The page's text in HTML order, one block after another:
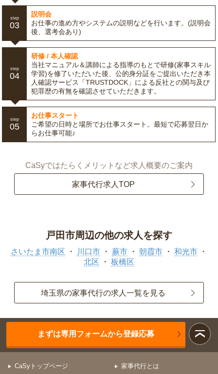
step
03
説明会
お仕事の進め方やシステムの説明などを行います。(説明会
後、選考会あり)
step
04
研修 / 本人確認
当社マニュアル＆講師による指導のもとで研修(家事スキル
学習)を修了いただいた後、公的身分証をご提出いただき本
人確認サービス「TRUSTDOCK」による反社との関与及び
犯罪歴の有無を確認させていただきます。
step
05
お仕事スタート
ご希望の日時と場所でお仕事スタート。最短で応募翌日か
らお仕事可能♪
CaSyではたらくメリットなど求人概要のご案内
家事代行求人TOP
戸田市周辺の他の求人を探す
さいたま市南区 川口市 蕨市 朝霞市
和光市
北区
板橋区
埼玉県の家事代行の求人一覧を見る
まずは専用フォームから登録応募
CaSyトップページ
家事代行とは